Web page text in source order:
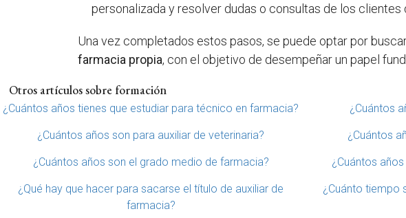
personalizada y resolver dudas o consultas de los clientes
Una vez completados estos pasos, se puede optar por
farmacia propia, con el objetivo de desempeñar un papel
Otros artículos sobre formación
¿Cuántos años tienes que estudiar para técnico en farmacia? ¿Cuántos
¿Cuántos años son para auxiliar de veterinaria? ¿Cuántos
¿Cuántos años son el grado medio de farmacia? ¿Cuántos
¿Qué hay que hacer para sacarse el título de auxiliar de
farmacia?
¿Cuánto tiempo